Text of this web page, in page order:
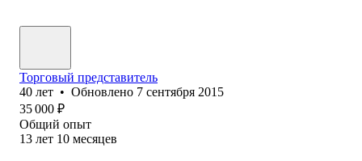
Торговый представитель
40 лет • Обновлено 7 сентября 2015
35 000 ₽
Общий опыт
13 лет 10 месяцев